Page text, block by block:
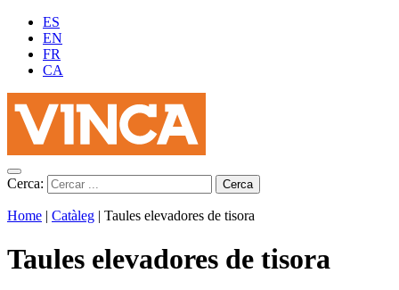
ES
EN
FR
CA
Cerca:
Home | Catàleg | Taules elevadores de tisora
Taules elevadores de tisora